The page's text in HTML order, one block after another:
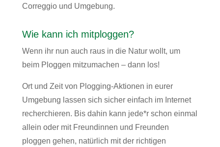
Correggio und Umgebung.
Wie kann ich mitploggen?
Wenn ihr nun auch raus in die Natur wollt, um
beim Ploggen mitzumachen – dann los!
Ort und Zeit von Plogging-Aktionen in eurer
Umgebung lassen sich sicher einfach im Internet
recherchieren. Bis dahin kann jede*r schon einmal
allein oder mit Freundinnen und Freunden
ploggen gehen, natürlich mit der richtigen